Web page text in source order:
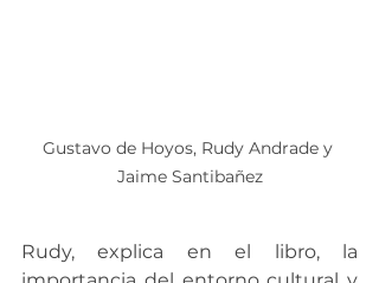
Gustavo de Hoyos, Rudy Andrade y
Jaime Santibañez
Rudy, explica en el libro, la